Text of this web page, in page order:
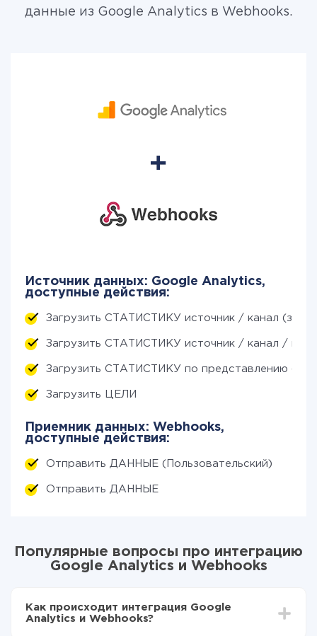
данные из Google Analytics в Webhooks.
Источник данных: Google Analytics,
доступные действия:
Загрузить СТАТИСТИКУ источник / канал (за
Загрузить СТАТИСТИКУ источник / канал /
Загрузить СТАТИСТИКУ по представлению (за
Загрузить ЦЕЛИ
Приемник данных: Webhooks,
доступные действия:
Отправить ДАННЫЕ (Пользовательский)
Отправить ДАННЫЕ
Популярные вопросы про интеграцию
Google Analytics и Webhooks
Как происходит интеграция Google
Analytics и Webhooks?